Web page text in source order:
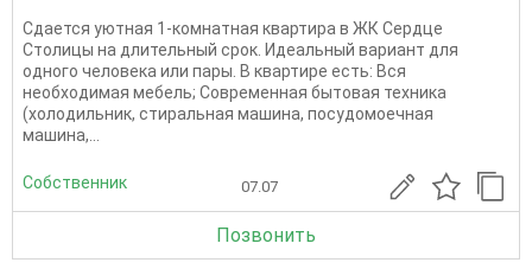
Сдается уютная 1-комнатная квартира в ЖК Сердце
Столицы на длительный срок. Идеальный вариант для
одного человека или пары. В квартире есть: Вся
необходимая мебель; Современная бытовая техника
(холодильник, стиральная машина, посудомоечная
машина,...
Собственник 07.07
Позвонить